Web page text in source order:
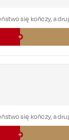
się kończy, a
się kończy, a